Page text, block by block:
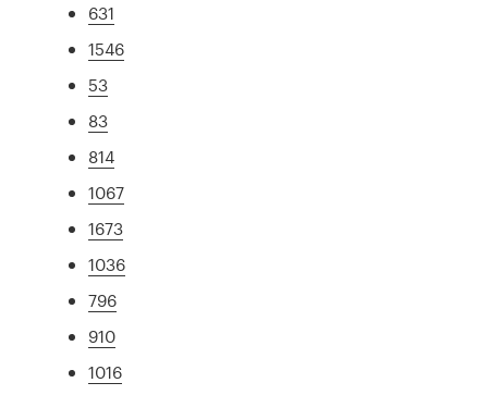
631
1546
53
83
814
1067
1673
1036
796
910
1016